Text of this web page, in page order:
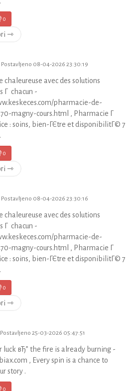
0
⇾
Postavljeno 08-04-2026 23:30:19
chaleureuse avec des solutions
Г chacun -
pharmacie-de-
magny-cours.html , Pharmacie Г
: soins, bien-ГЄtre et disponibilitГ© 7
0
⇾
Postavljeno 08-04-2026 23:30:16
chaleureuse avec des solutions
Г chacun -
pharmacie-de-
magny-cours.html , Pharmacie Г
: soins, bien-ГЄtre et disponibilitГ© 7
0
⇾
Postavljeno 25-03-2026 05:47:51
luck вЂ” the fire is already burning -
, Every spin is a chance to
story .
0